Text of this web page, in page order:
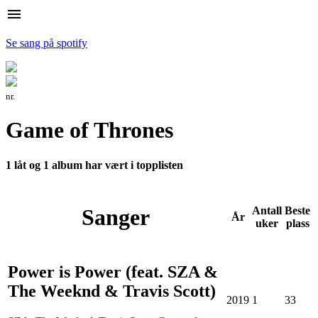
menu
Se sang på spotify
nr.
Game of Thrones
1 låt og 1 album har vært i topplisten
Sanger År
Antall
uker
Beste
plass
Power is Power (feat. SZA &
The Weeknd & Travis Scott)
2019 1 33